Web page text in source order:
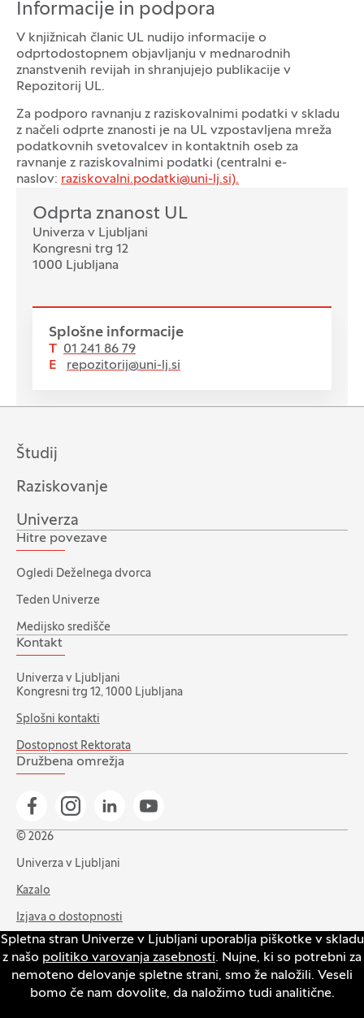
Spletna stran Univerze v Ljubljani uporablja piškotke v skladu
z našo politiko varovanja zasebnosti. Nujne, ki so potrebni za
nemoteno delovanje spletne strani, smo že naložili. Veseli
bomo če nam dovolite, da naložimo tudi analitične.
Informacije in podpora
V knjižnicah članic UL nudijo informacije o
odprtodostopnem objavljanju v mednarodnih
znanstvenih revijah in shranjujejo publikacije v
Repozitorij UL.
Za podporo ravnanju z raziskovalnimi podatki v skladu
z načeli odprte znanosti je na UL vzpostavljena mreža
podatkovnih svetovalcev in kontaktnih oseb za
ravnanje z raziskovalnimi podatki (centralni e-
naslov: raziskovalni.podatki@uni-lj.si).
Odprta znanost UL
Univerza v Ljubljani
Kongresni trg 12
1000 Ljubljana
Splošne informacije
T 01 241 86 79
E
repozitorij@uni-lj.si
Študij
Raziskovanje
Univerza
Hitre povezave
Ogledi Deželnega dvorca
Teden Univerze
Medijsko središče
Kontakt
Univerza v Ljubljani
Kongresni trg 12, 1000 Ljubljana
Splošni kontakti
Dostopnost Rektorata
Družbena omrežja
Pojdi na našo Facebook stran
Pojdi na našo Instagram stran
Pojdi na Linkedin stran
Pojdi na YouTube stran
© 2026
Univerza v Ljubljani
Kazalo
Izjava o dostopnosti
Varstvo zasebnosti in piškotkov
Intranet